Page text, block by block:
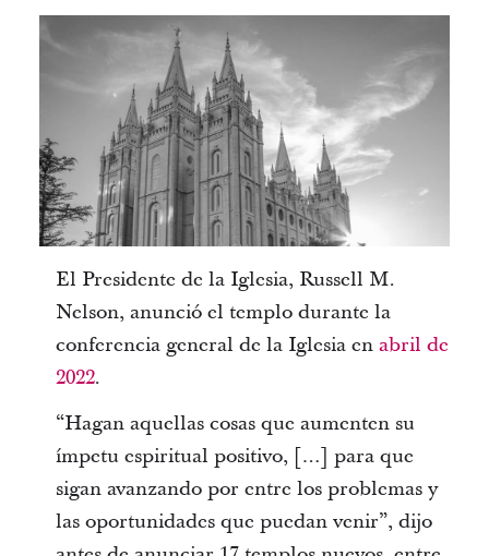
El Presidente de la Iglesia, Russell M.
Nelson, anunció el templo durante la
conferencia general de la Iglesia en abril de
2022.
“Hagan aquellas cosas que aumenten su
ímpetu espiritual positivo, […] para que
sigan avanzando por entre los problemas y
las oportunidades que puedan venir”, dijo